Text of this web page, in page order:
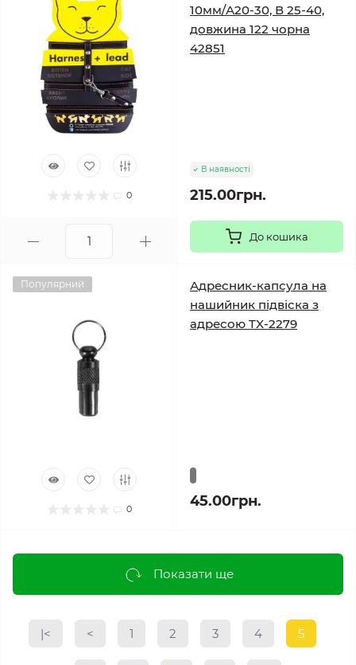
0
10мм/А20-30, В 25-40,
довжина 122 чорна
42851
В наявності
215.00грн.
До кошика
Популярний
0
Адресник-капсула на
нашийник підвіска з
адресою TX-2279
45.00грн.
Показати ще
|< < 1 2 3 4 5